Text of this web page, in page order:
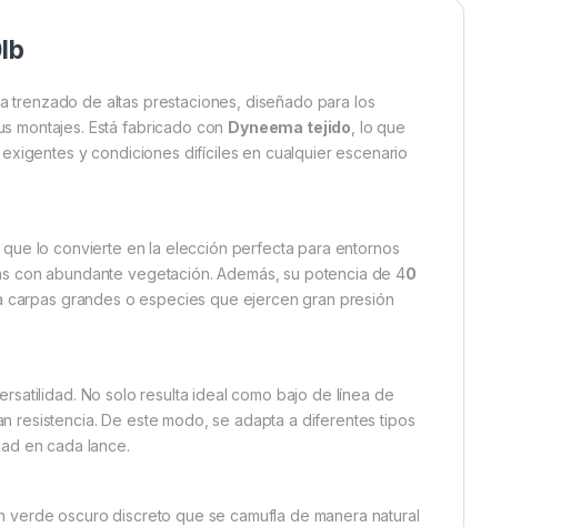
trenzado de altas prestaciones, diseñado para los
montajes. Está fabricado con Dyneema tejido , lo que
y condiciones difíciles en cualquier escenario
que lo convierte en la elección perfecta para entornos
con abundante vegetación. Además, su potencia de 40
grandes o especies que ejercen gran presión
No solo resulta ideal como bajo de línea de
resistencia. De este modo, se adapta a diferentes tipos
en cada lance.
verde oscuro discreto que se camufla de manera natural